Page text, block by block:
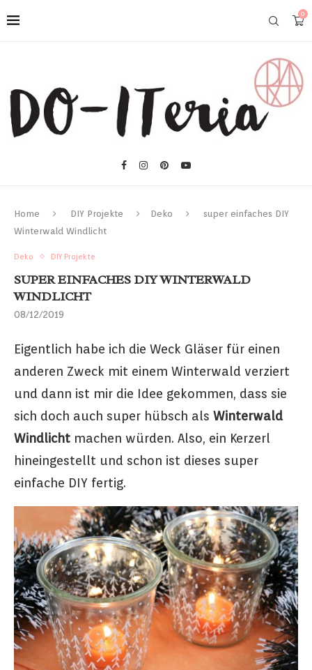
0
Home DIY Projekte Deko
super einfaches DIY
Winterwald Windlicht
Deko DIY Projekte
SUPER EINFACHES DIY WINTERWALD
WINDLICHT
08/12/2019
Eigentlich habe ich die Weck Gläser für einen
anderen Zweck mit einem Winterwald verziert
und dann ist mir die Idee gekommen, dass sie
sich doch auch super hübsch als Winterwald
Windlicht machen würden. Also, ein Kerzerl
hineingestellt und schon ist dieses super
einfache DIY fertig.